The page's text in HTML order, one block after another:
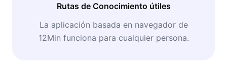
Rutas de Conocimiento útiles
La aplicación basada en navegador de
12Min funciona para cualquier persona.